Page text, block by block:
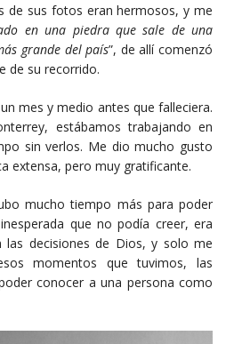
de sus fotos eran hermosos, y me
en una piedra que sale de una
grande del país”, de allí comenzó
de su recorrido.
mes y medio antes que falleciera.
estábamos trabajando en
sin verlos. Me dio mucho gusto
extensa, pero muy gratificante.
mucho tiempo más para poder
que no podía creer, era
decisiones de Dios, y solo me
momentos que tuvimos, las
conocer a una persona como